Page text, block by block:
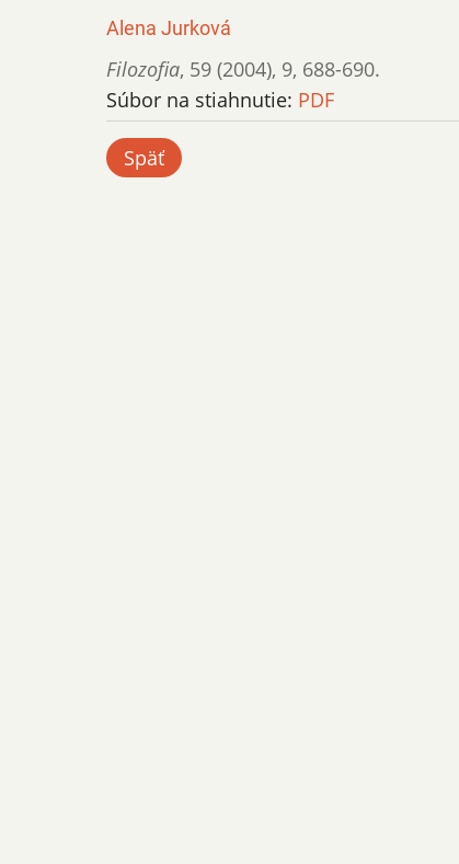
Alena Jurková
Filozofia, 59 (2004), 9, 688-690.
Súbor na stiahnutie: PDF
Späť